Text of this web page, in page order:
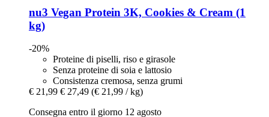
nu3 Vegan Protein 3K, Cookies & Cream (1
kg)
-20%
Proteine di piselli, riso e girasole
Senza proteine di soia e lattosio
Consistenza cremosa, senza grumi
€ 21,99 € 27,49 (€ 21,99 / kg)
Consegna entro il giorno 12 agosto